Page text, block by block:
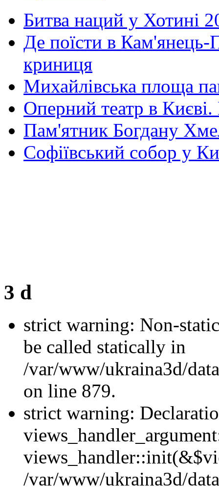
Битва наций у Хотині
Де поїсти в Кам'янець-
криниця
Михайлівська площа
Оперний театр в
Пам'ятник Богдану
Софіївський собор у
3 d
strict warning: Non-
be called statically in
/var/www/ukraina3d/
on line 879.
strict warning:
/var/www/ukraina3d/